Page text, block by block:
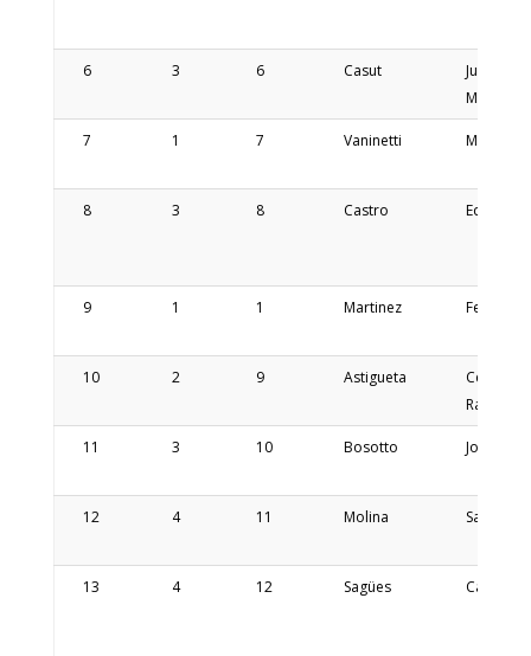
6 3 6 Casut
Juan
Manuel
7 1 7 Vaninetti Martin
8 3 8 Castro Eduardo
9 1 1 Martinez Fernanda
10 2 9 Astigueta
Cesar
Ramon
11 3 10 Bosotto Jorge
12 4 11 Molina Santiago
13 4 12 Sagües Carlos